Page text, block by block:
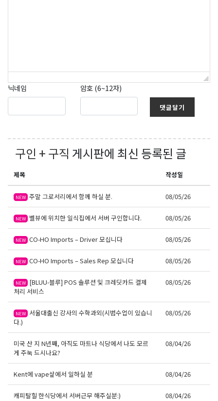
닉네임 암호 (6~12자)
댓글달기
구인 + 구직 게시판에 최신 등록된 글
제목 작성일
NEW 주말 그로서리에서 함께 하실 분. 08/05/26
NEW 벨뷰에 위치한 일식집에서 서버 구인합니다. 08/05/26
NEW CO-HO Imports – Driver 모십니다 08/05/26
NEW CO-HO Imports – Sales Rep 모십니다 08/05/26
NEW [BLUU-블루] POS 솔루션 및 크레딧카드 결제
처리 서비스
08/05/26
NEW 서울대출신 강사의 수학과외(시범수업이 있습니
다.)
08/05/26
미국 산 지 N년째, 아직도 마트나 식당에서 나도 모르
게 주눅 드시나요?
08/04/26
Kent에 vape샆에서 일하실 분 08/04/26
캐피탈힐 한식당에서 서버근무 해주실분:) 08/04/26